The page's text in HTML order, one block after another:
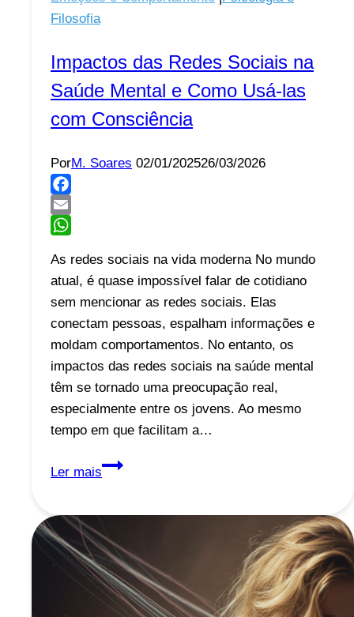
Filosofia
Impactos das Redes Sociais na
Saúde Mental e Como Usá-las
com Consciência
PorM. Soares 02/01/202526/03/2026
As redes sociais na vida moderna No mundo
atual, é quase impossível falar de cotidiano
sem mencionar as redes sociais. Elas
conectam pessoas, espalham informações e
moldam comportamentos. No entanto, os
impactos das redes sociais na saúde mental
têm se tornado uma preocupação real,
especialmente entre os jovens. Ao mesmo
tempo em que facilitam a…
Ler mais
Impactos
na
Saúde
Mental